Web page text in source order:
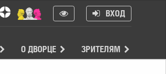
ВХОД
О ДВОРЦЕ ЗРИТЕЛЯМ